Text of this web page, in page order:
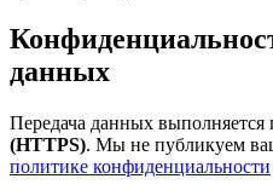
данных
Передача данных выполняется
(HTTPS). Мы не публикуем
политике конфиденциальности